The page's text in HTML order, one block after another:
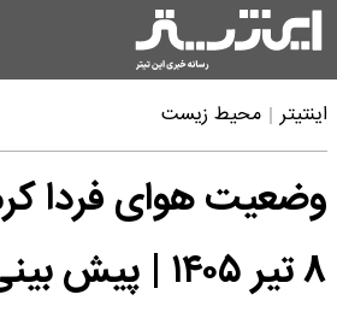
اینتیتر محیط زیست
وضعیت هوای فردا
۸ تیر ۱۴۰۵ |